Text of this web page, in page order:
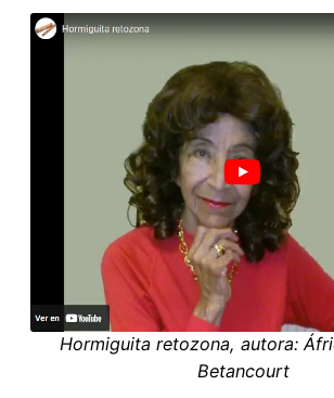
Hormiguita retozona, autora:
Betancourt